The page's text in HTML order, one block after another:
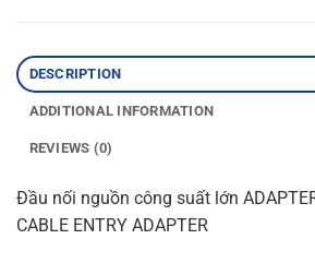
DESCRIPTION
ADDITIONAL INFORMATION
REVIEWS (0)
Đầu nối nguồn công suất lớn
CABLE ENTRY ADAPTER